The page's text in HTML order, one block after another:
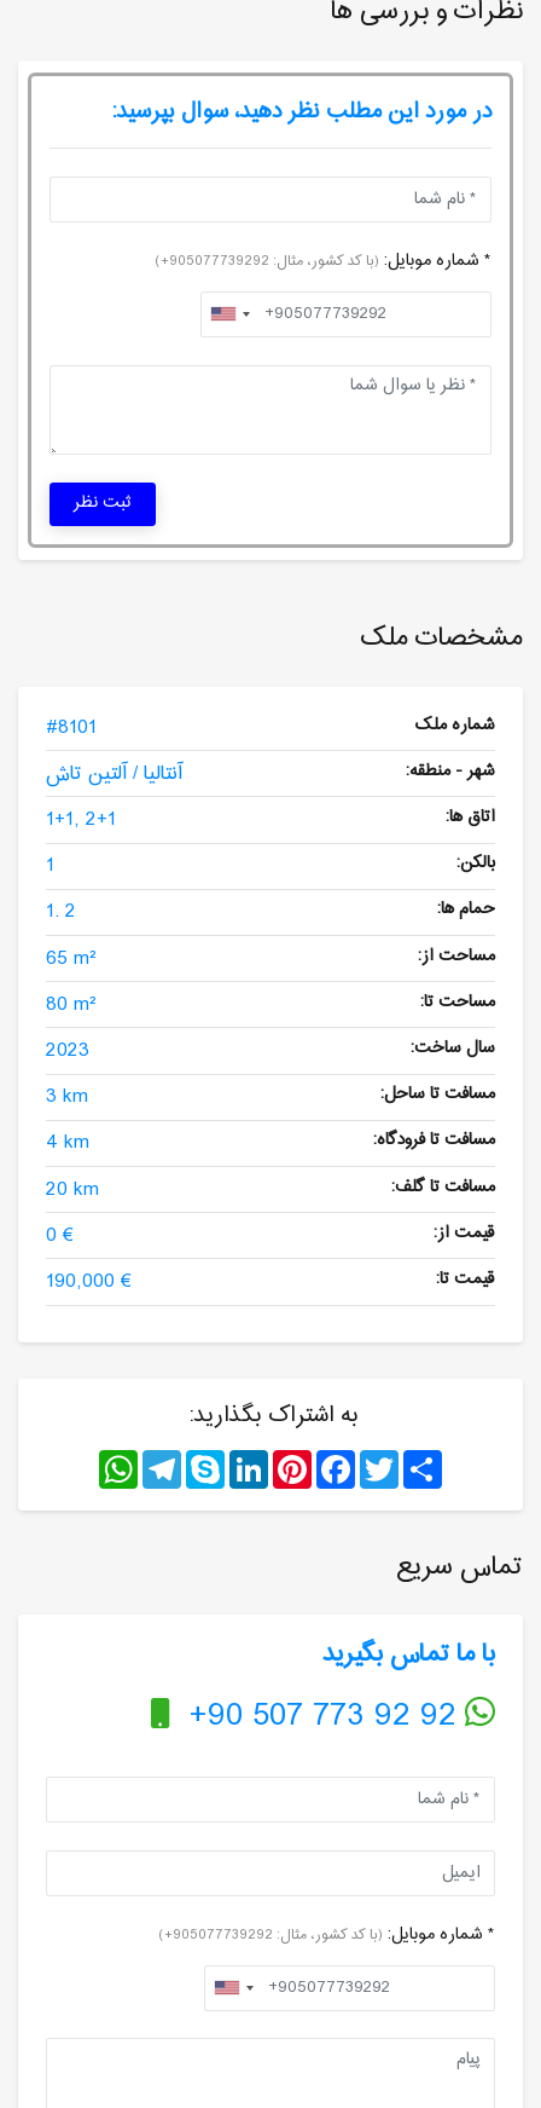
مشخصات ملک
شماره ملک #8101
شهر - منطقه: آنتالیا / آلتین تاش
اتاق ها: 1+1, 2+1
بالکن: 1
حمام ها: 1. 2
مساحت از: 65 m²
مساحت تا: 80 m²
سال ساخت: 2023
مسافت تا ساحل: 3 km
مسافت تا فرودگاه: 4 km
مسافت تا گلف: 20 km
قیمت از: 0 €
قیمت تا: 190,000 €
به اشتراک بگذارید:
Share
Twitter
Facebook
Pinterest
LinkedIn
Skype
Telegram
WhatsApp
تماس سریع
با ما تماس بگیرید
+90 507 773 92 92
* شماره موبایل: (با کد کشور، مثال: 905077739292+)
نظرات و بررسی ها
در مورد این مطلب نظر دهید، سوال بپرسید:
* شماره موبایل: (با کد کشور، مثال: 905077739292+)
ثبت نظر